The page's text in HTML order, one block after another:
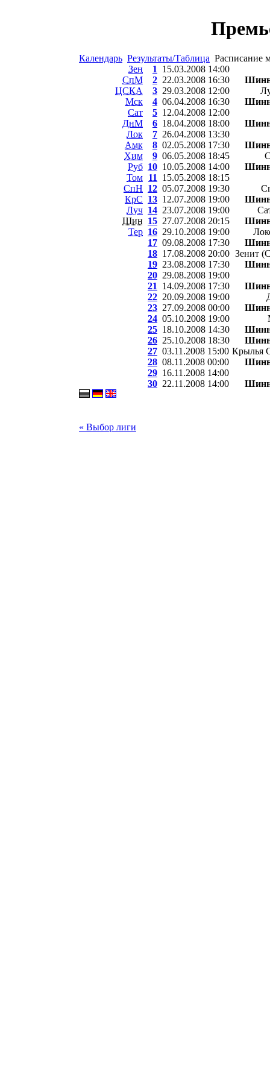
Календарь Результаты/Таблица Расписание
Зен
СпМ
ЦСКА
Мск
Сат
ДнМ
Лок
Амк
Хим
Руб
Том
СпН
КрС
Луч
Шин
Тер
1
15.03.2008 14:00
2 22.03.2008 16:30
3 29.03.2008 12:00
4 06.04.2008 16:30
5 12.04.2008 12:00
6 18.04.2008 18:00
7 26.04.2008 13:30
8 02.05.2008 17:30
9 06.05.2008 18:45
10 10.05.2008 14:00
11
15.05.2008 18:15
12 05.07.2008 19:30
13 12.07.2008 19:00
14 23.07.2008 19:00
15 27.07.2008 20:15
16 29.10.2008 19:00
17 09.08.2008 17:30
18 17.08.2008 20:00 Зенит
19 23.08.2008 17:30
20 29.08.2008 19:00
21
14.09.2008 17:30
22 20.09.2008 19:00
23 27.09.2008 00:00
24 05.10.2008 19:00
25 18.10.2008 14:30
26 25.10.2008 18:30
27 03.11.2008 15:00 Крылья
28 08.11.2008 00:00
29 16.11.2008 14:00
30 22.11.2008 14:00
« Выбор лиги